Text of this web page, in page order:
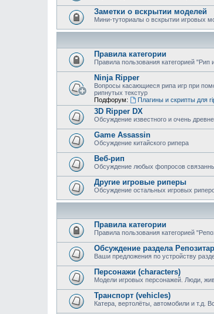
Заметки о вскрытии моделей
Мини-туториалы о вскрытии игровых
Правила категории
Правила пользования категорией "Рип
Ninja Ripper
Вопросы касающиеся рипа игр при
рипнутых текстур
Подфорум:
Плагины и скрипты для
3D Ripper DX
Обсуждение известного и очень
Game Assassin
Обсуждение китайского рипера
Веб-рип
Обсуждение любых фопросов
Другие игровые риперы
Обсуждение остальных игровых
Правила категории
Правила пользования категорией
Обсуждение раздела
Ваши предложения по устройству
Персонажи (characters)
Модели игровых персонажей. Люди,
Транспорт (vehicles)
Катера, вертолёты, автомобили и т.д.